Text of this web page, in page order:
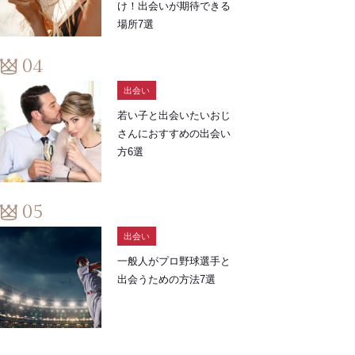
け！出会いが期待できる
場所7選
出会い
若い子と出会いたいおじ
さんにおすすめの出会い
方6選
出会い
一般人がプロ野球選手と
出会うための方法7選